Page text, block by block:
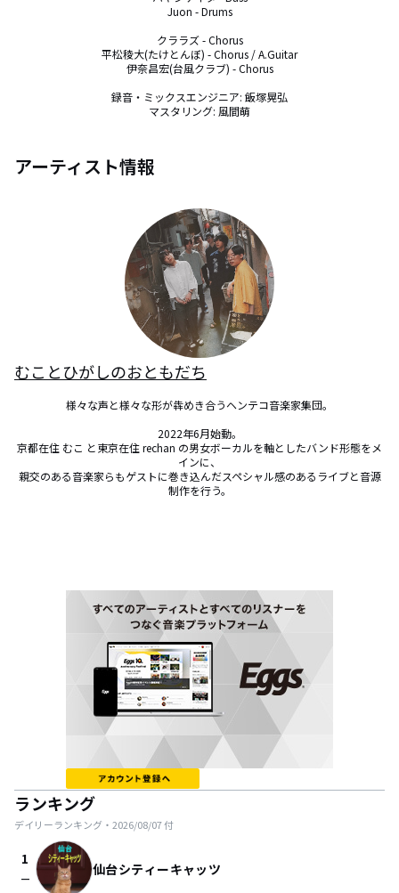
Juon - Drums
クララズ - Chorus
平松稜大(たけとんぼ) - Chorus / A.Guitar
伊奈昌宏(台風クラブ) - Chorus
録音・ミックスエンジニア: 飯塚晃弘
マスタリング: 風間萌
アーティスト情報
むことひがしのおともだち
様々な声と様々な形が犇めき合うヘンテコ音楽家集団。
2022年6月始動。
京都在住 むこ と東京在住 rechan の男女ボーカルを軸としたバンド形態をメ
インに、
親交のある音楽家らもゲストに巻き込んだスペシャル感のあるライブと音源
制作を行う。
ランキング
デイリーランキング・ 2026/08/07付
1
check_indeterminate_small 仙台シティーキャッツ